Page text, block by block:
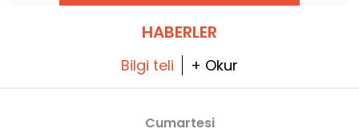
HABERLER
Bilgi teli + Okur
Cumartesi